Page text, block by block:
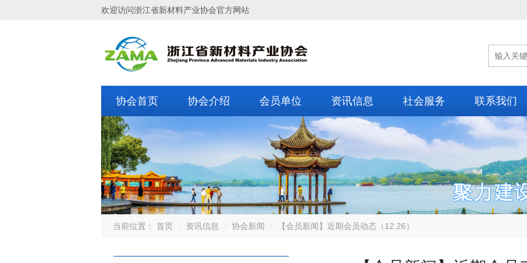
欢迎访问浙江省新材料产业协会官方网站
协会首页 协会介绍 会员单位 资讯信息 社会服务 联系我们
当前位置： 首页 资讯信息 协会新闻 【会员新闻】近期会员动态（12.26）